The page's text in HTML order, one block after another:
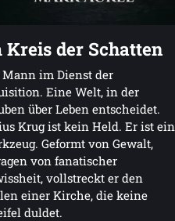
Kreis der Schatten
im Dienst der
Eine Welt, in der
über Leben entscheidet.
Krug ist kein Held. Er ist ein
Geformt von Gewalt,
von fanatischer
vollstreckt er den
einer Kirche, die keine
duldet.